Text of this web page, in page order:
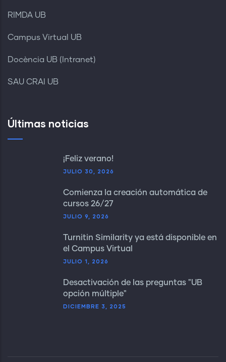
RIMDA UB
Campus Virtual UB
Docència UB (Intranet)
SAU CRAI UB
Últimas noticias
¡Feliz verano!
JULIO 30, 2026
Comienza la creación automática de
cursos 26/27
JULIO 9, 2026
Turnitin Similarity ya está disponible en
el Campus Virtual
JULIO 1, 2026
Desactivación de las preguntas "UB
opción múltiple"
DICIEMBRE 3, 2025